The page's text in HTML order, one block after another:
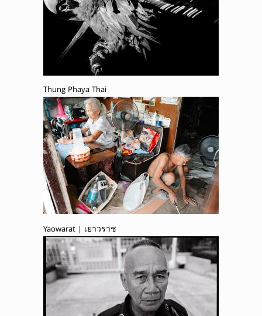
Thung Phaya Thai
Yaowarat | เยาวราช